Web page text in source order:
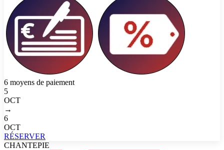
6 moyens de paiement
5
OCT
→
6
OCT
RÉSERVER
CHANTEPIE